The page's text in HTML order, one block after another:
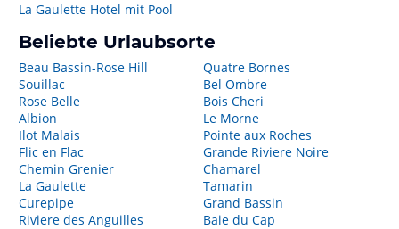
La Gaulette Hotel mit Pool
Beliebte Urlaubsorte
Beau Bassin-Rose Hill
Souillac
Rose Belle
Albion
Ilot Malais
Flic en Flac
Chemin Grenier
La Gaulette
Curepipe
Riviere des Anguilles
Quatre Bornes
Bel Ombre
Bois Cheri
Le Morne
Pointe aux Roches
Grande Riviere Noire
Chamarel
Tamarin
Grand Bassin
Baie du Cap